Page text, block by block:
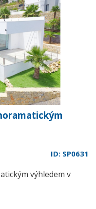
ID: SP0631
výhledem v